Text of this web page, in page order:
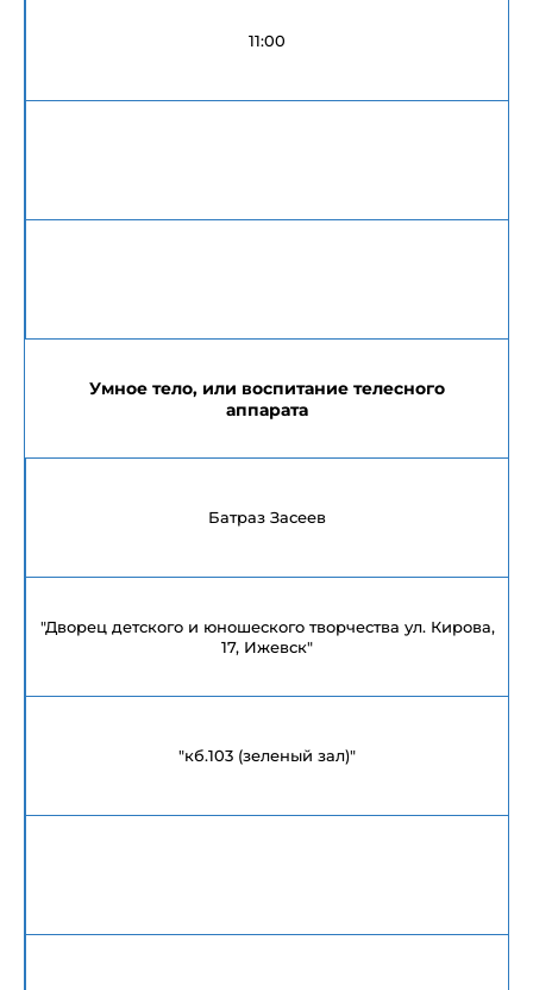
11:00
Умное тело, или воспитание телесного
аппарата
Батраз Засеев
"Дворец детского и юношеского творчества ул. Кирова,
17, Ижевск"
"кб.103 (зеленый зал)"